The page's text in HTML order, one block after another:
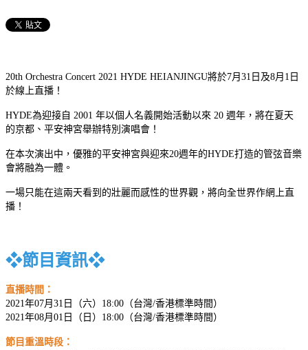
20th Orchestra Concert 2021 HYDE HEIANJINGU將於7月31日及8月1日
於線上直播！
HYDE為迎接自 2001 年以個人名義開始活動以來 20 週年，將在夏天
的京都、平安神宮舉辦特別演唱會！
在本次演出中，優雅的平安神宮與迎來20週年的HYDE打造的管弦音樂
會將融為一體。
一場只能在這兩天看到的壯麗而感性的世界觀，將向全世界作網上直
播！
❖節目資訊❖
直播時間：
2021年07月31日（六）18:00（台灣/香港標準時間）
2021年08月01日（日）18:00（台灣/香港標準時間）
節目重溫時段：